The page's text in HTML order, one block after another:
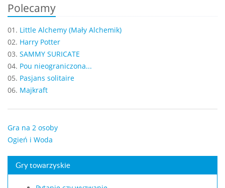
Polecamy
01. Little Alchemy (Mały Alchemik)
02. Harry Potter
03. SAMMY SURICATE
04. Pou nieograniczona...
05. Pasjans solitaire
06. Majkraft
Gra na 2 osoby
Ogień i Woda
Gry towarzyskie